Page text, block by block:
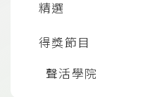
精選
得獎節目
聲活學院